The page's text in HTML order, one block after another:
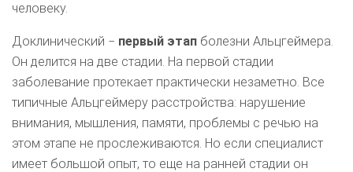
человеку.
Доклинический − первый этап болезни Альцгеймера.
Он делится на две стадии. На первой стадии
заболевание протекает практически незаметно. Все
типичные Альцгеймеру расстройства: нарушение
внимания, мышления, памяти, проблемы с речью на
этом этапе не прослеживаются. Но если специалист
имеет большой опыт, то еще на ранней стадии он